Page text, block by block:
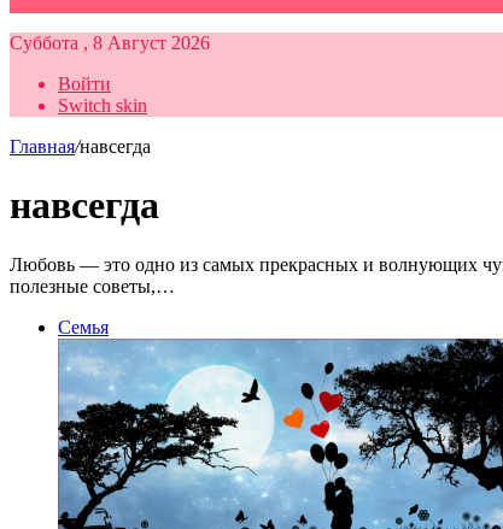
Суббота , 8 Август 2026
Войти
Switch skin
Главная/навсегда
навсегда
Любовь — это одно из самых прекрасных и волнующих
полезные советы,…
Семья